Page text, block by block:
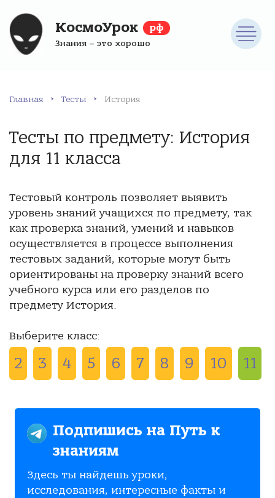
КосмоУрок рф
Знания – это хорошо
Главная Тесты История
Тесты по предмету: История
для 11 класса
Тестовый контроль позволяет выявить
уровень знаний учащихся по предмету, так
как проверка знаний, умений и навыков
осуществляется в процессе выполнения
тестовых заданий, которые могут быть
ориентированы на проверку знаний всего
учебного курса или его разделов по
предмету История.
Выберите класс:
2 3 4 5 6 7 8 9 10 11
Подпишись на Путь к
знаниям
Здесь ты найдешь уроки,
исследования, интересные факты и